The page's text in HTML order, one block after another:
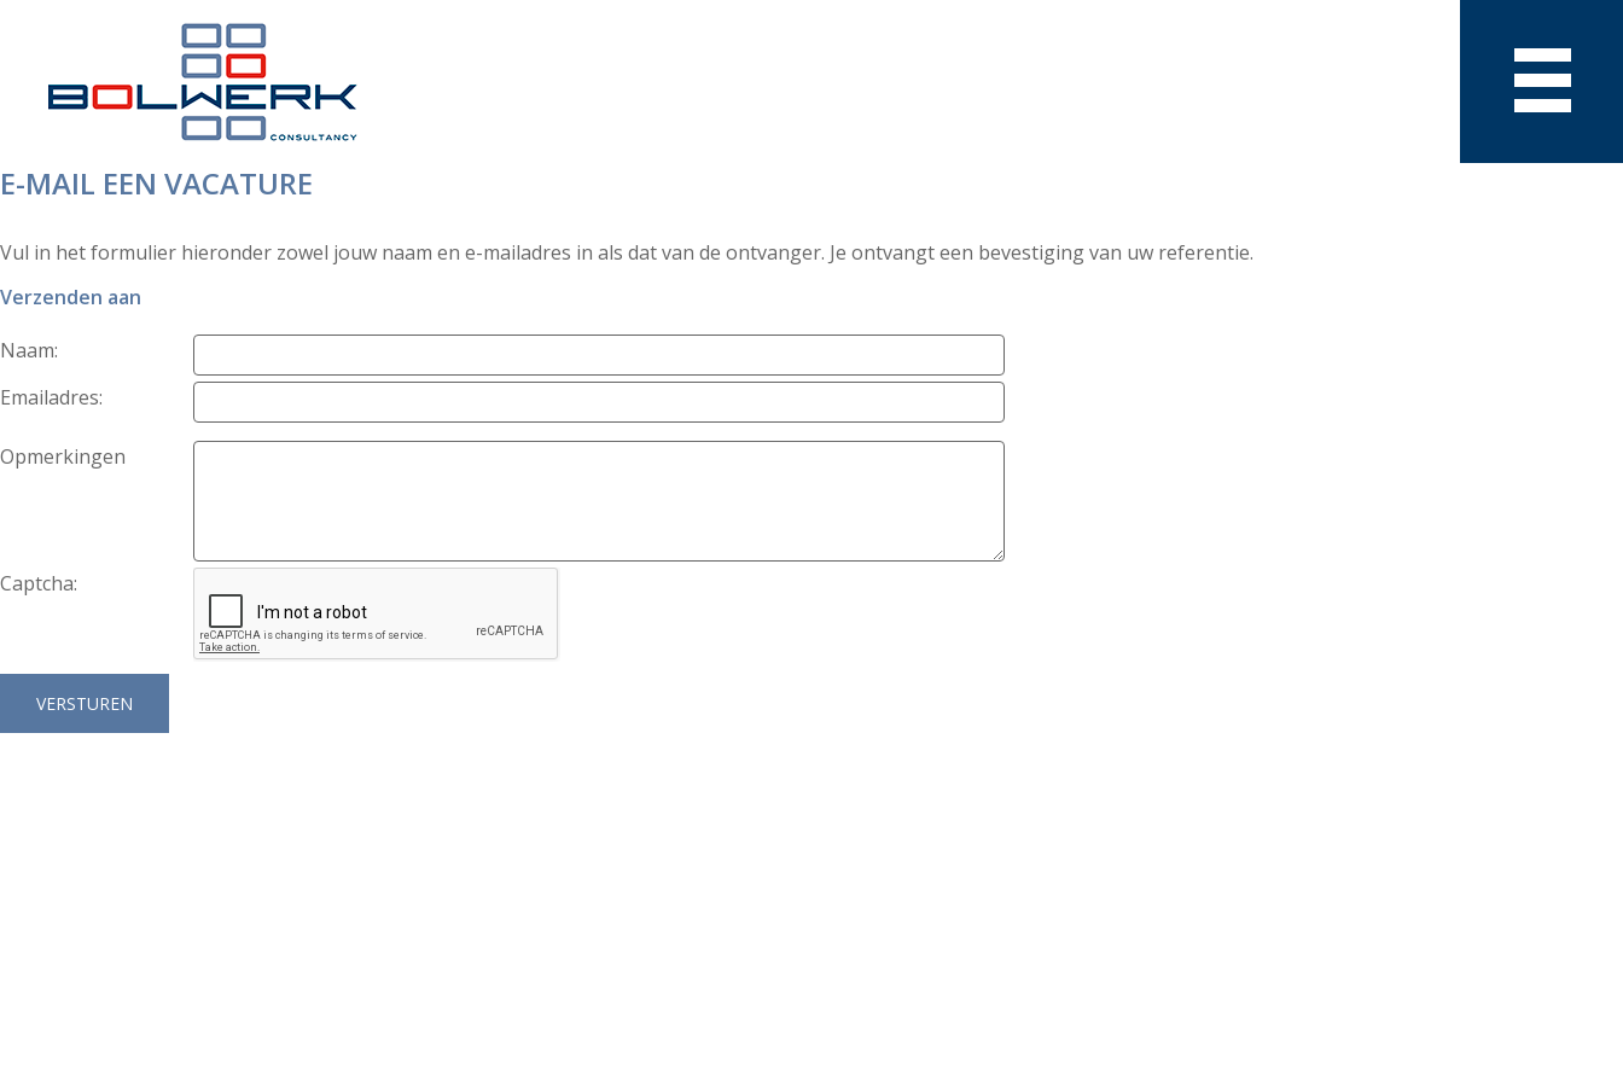
E-MAIL EEN VACATURE
Vul in het formulier hieronder zowel jouw naam en e-mailadres in als dat van de ontvanger. Je ontvangt een bevestiging van uw referentie.
Verzenden aan
Naam:
Emailadres:
Opmerkingen
Captcha: